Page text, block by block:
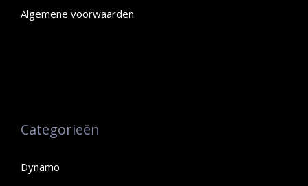
Algemene voorwaarden
Categorieën
Dynamo